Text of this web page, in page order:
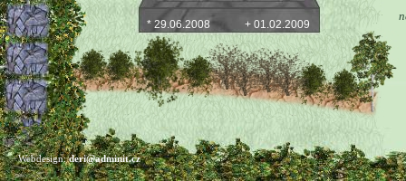
* 29.06.2008 + 01.02.2009
Ron��ek
Webdesign:deri@adminit.cz